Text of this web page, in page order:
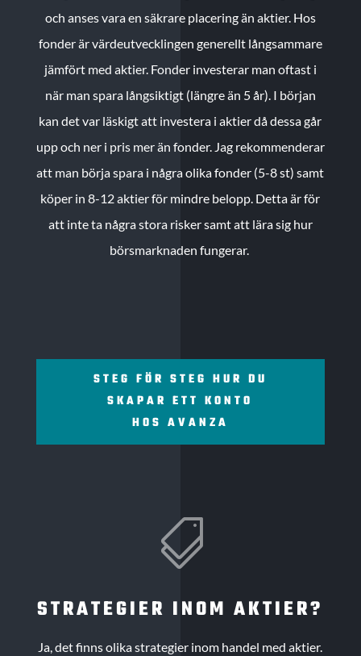
och anses vara en säkrare placering än aktier. Hos
fonder är värdeutvecklingen generellt långsammare
jämfört med aktier. Fonder investerar man oftast i
när man spara långsiktigt (längre än 5 år). I början
kan det var läskigt att investera i aktier då dessa går
upp och ner i pris mer än fonder. Jag rekommenderar
att man börja spara i några olika fonder (5-8 st) samt
köper in 8-12 aktier för mindre belopp. Detta är för
att inte ta några stora risker samt att lära sig hur
börsmarknaden fungerar.
STEG FÖR STEG HUR DU
SKAPAR ETT KONTO
HOS AVANZA

STRATEGIER INOM AKTIER?
Ja, det finns olika strategier inom handel med aktier.